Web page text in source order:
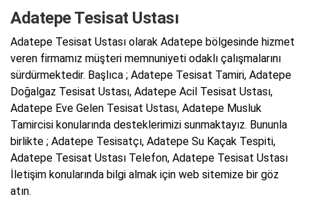
Adatepe Tesisat Ustası
Adatepe Tesisat Ustası olarak Adatepe bölgesinde hizmet
veren firmamız müşteri memnuniyeti odaklı çalışmalarını
sürdürmektedir. Başlıca ; Adatepe Tesisat Tamiri, Adatepe
Doğalgaz Tesisat Ustası, Adatepe Acil Tesisat Ustası,
Adatepe Eve Gelen Tesisat Ustası, Adatepe Musluk
Tamircisi konularında desteklerimizi sunmaktayız. Bununla
birlikte ; Adatepe Tesisatçı, Adatepe Su Kaçak Tespiti,
Adatepe Tesisat Ustası Telefon, Adatepe Tesisat Ustası
İletişim konularında bilgi almak için web sitemize bir göz
atın.